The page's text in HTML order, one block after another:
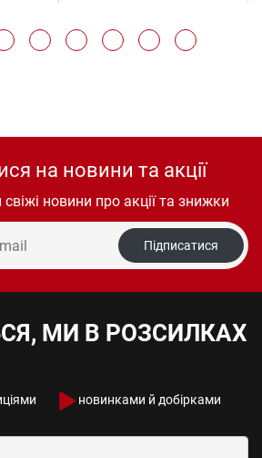
на новини та акції
новини про акції та знижки
Підписатися
МИ В РОЗСИЛКАХ
новинками й добірками